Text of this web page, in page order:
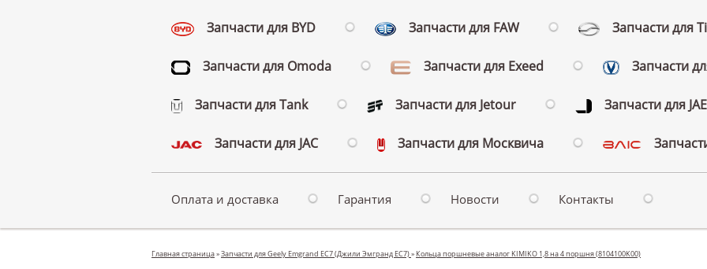
Запчасти для BYD Запчасти для FAW Запчасти для
Запчасти для Omoda Запчасти для Exeed Запчасти
Запчасти для Tank Запчасти для Jetour Запчасти для
Запчасти для JAC Запчасти для Москвича
Оплата и доставка Гарантия Новости Контакты
Главная страница»Запчасти для Geely Emgrand EC7 (Джили Эмгранд ЕС7)» Кольца поршневые аналог KIMIKO 1,8 на 4 поршня (8104100K00)